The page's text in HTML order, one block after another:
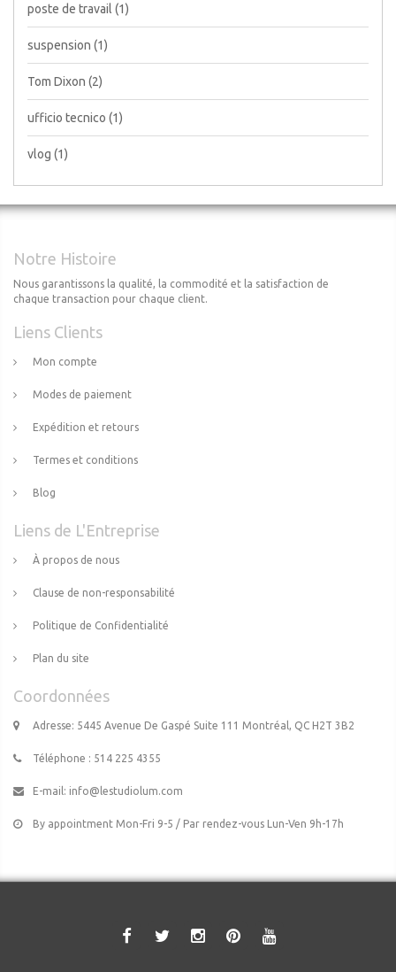
poste de travail (1)
suspension (1)
Tom Dixon (2)
ufficio tecnico (1)
vlog (1)
Notre Histoire
Nous garantissons la qualité, la commodité et la satisfaction de
chaque transaction pour chaque client.
Liens Clients
Mon compte
Modes de paiement
Expédition et retours
Termes et conditions
Blog
Liens de L'Entreprise
À propos de nous
Clause de non-responsabilité
Politique de Confidentialité
Plan du site
Coordonnées
Adresse: 5445 Avenue De Gaspé Suite 111 Montréal, QC H2T 3B2
Téléphone : 514 225 4355
E-mail: info@lestudiolum.com
By appointment Mon-Fri 9-5 / Par rendez-vous Lun-Ven 9h-17h